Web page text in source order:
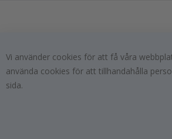
Vi använder cookies för att få våra
använda cookies för att tillhandahålla
sida.